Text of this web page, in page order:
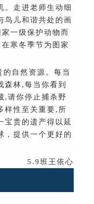
。走进老师生动细
鸟儿和谐共处的画
一级保护动物而
寒冬季节为图家
自然资源。每当
森林,每当你看到
,请你停止捕杀野
样性至关重要, 所
宝贵的遗产得以延
，提供一个更好的
5.9班王依心